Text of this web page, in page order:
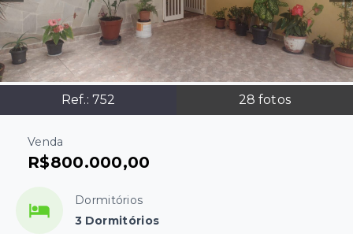
Ref.: 752 28 fotos
Venda
R$800.000,00
Dormitórios
3 Dormitórios